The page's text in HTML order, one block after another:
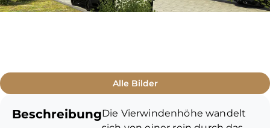
Alle Bilder
BeschreibungDie Vierwindenhöhe wandelt